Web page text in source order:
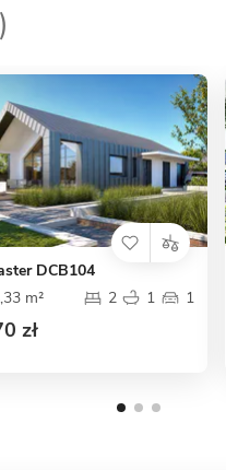
DCB104
m²
2 1 1
zł